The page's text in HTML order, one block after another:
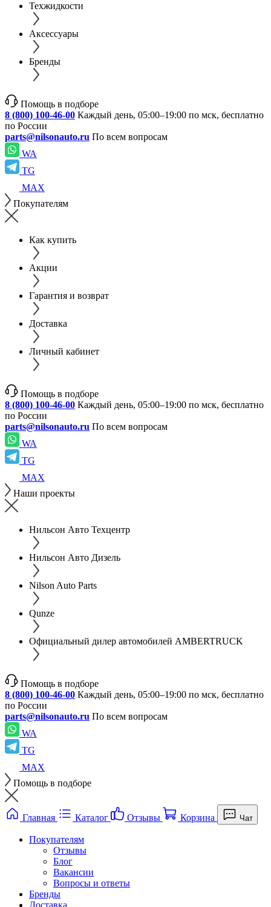
Техжидкости
Аксессуары
Бренды
Помощь в подборе
8 (800) 100-46-00 Каждый день, 05:00–19:00 по мск, бесплатно
по России
parts@nilsonauto.ru По всем вопросам
WA
TG
MAX
Покупателям
Как купить
Акции
Гарантия и возврат
Доставка
Личный кабинет
Помощь в подборе
8 (800) 100-46-00 Каждый день, 05:00–19:00 по мск, бесплатно
по России
parts@nilsonauto.ru По всем вопросам
WA
TG
MAX
Наши проекты
Нильсон Авто Техцентр
Нильсон Авто Дизель
Nilson Auto Parts
Qunze
Официальный дилер автомобилей AMBERTRUCK
Помощь в подборе
8 (800) 100-46-00 Каждый день, 05:00–19:00 по мск, бесплатно
по России
parts@nilsonauto.ru По всем вопросам
WA
TG
MAX
Помощь в подборе
Главная Каталог Отзывы Корзина Чат
Покупателям
Отзывы
Блог
Вакансии
Вопросы и ответы
Бренды
Доставка